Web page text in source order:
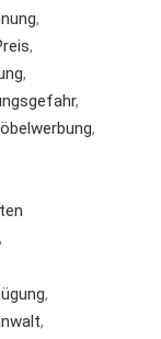
,
,
,
,
,
,
,
,